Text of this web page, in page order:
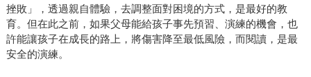
挫敗」，透過親自體驗，去調整面對困境的方式，是最好的教
育。但在此之前，如果父母能給孩子事先預習、演練的機會，也
許能讓孩子在成長的路上，將傷害降至最低風險，而閱讀，是最
安全的演練。